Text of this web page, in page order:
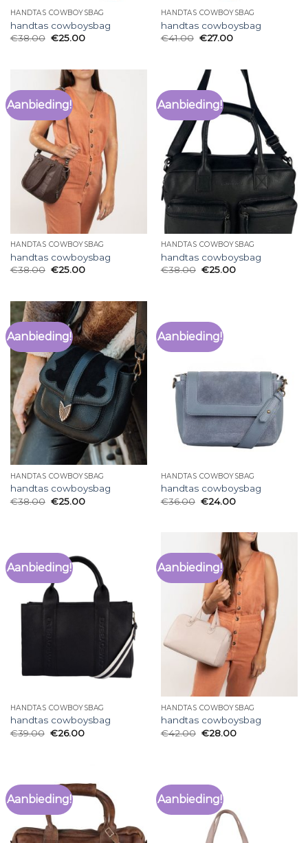
HANDTAS COWBOYSBAG
handtas cowboysbag
€38.00 €25.00
HANDTAS COWBOYSBAG
handtas cowboysbag
€41.00 €27.00
Aanbieding!
HANDTAS COWBOYSBAG
handtas cowboysbag
€38.00 €25.00
Aanbieding!
HANDTAS COWBOYSBAG
handtas cowboysbag
€38.00 €25.00
Aanbieding!
HANDTAS COWBOYSBAG
handtas cowboysbag
€38.00 €25.00
Aanbieding!
HANDTAS COWBOYSBAG
handtas cowboysbag
€36.00 €24.00
Aanbieding!
HANDTAS COWBOYSBAG
handtas cowboysbag
€39.00 €26.00
Aanbieding!
HANDTAS COWBOYSBAG
handtas cowboysbag
€42.00 €28.00
Aanbieding! Aanbieding!